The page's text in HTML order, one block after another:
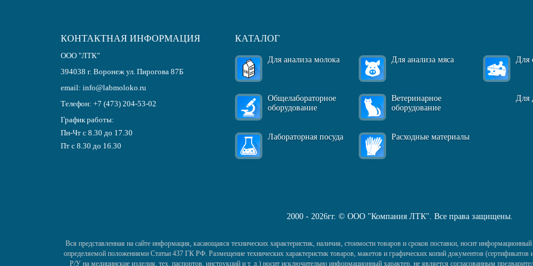
КОНТАКТНАЯ ИНФОРМАЦИЯ
ООО "ЛТК"
394038 г. Воронеж ул. Пирогова 87Б
email: info@labmoloko.ru
Телефон: +7 (473) 204-53-02
График работы:
Пн-Чт с 8.30 до 17.30
Пт с 8.30 до 16.30
КАТАЛОГ
Для анализа молока Для анализа мяса Для
Общелабораторное
оборудование
Ветеринарное
оборудование
Для
Лабораторная посуда Расходные материалы
2000 - 2026гг. © ООО "Компания ЛТК". Все права защищены.
Вся представленная на сайте информация, касающаяся технических характеристик, наличия, стоимости товаров и сроков поставки, носит
определяемой положениями Статьи 437 ГК РФ. Размещение технических характеристик товаров, макетов и графических копий документов (сертификатов
Р/У на медицинские изделия, тех. паспортов, инструкций и т. д.) носит исключительно информационный характер, не является согласованным